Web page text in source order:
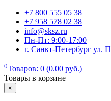
+7 800 555 05 38
+7 958 578 02 38
info@sksz.ru
Пн-Пт: 9:00-17:00
г. Санкт-Петербург ул.
0Товаров: 0 (0.00 руб.)
Товары в корзине
×